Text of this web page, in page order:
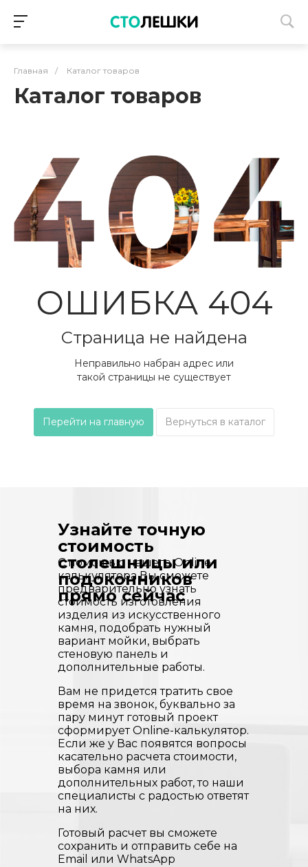
Главная / Каталог товаров
Каталог товаров
ОШИБКА 404
Страница не найдена
Неправильно набран адрес или
такой страницы не существует
Перейти на главную Вернуться в каталог
С помощью нашего Online-
калькулятора Вы сможете
предварительно узнать
стоимость изготовления
изделия из искусственного
камня, подобрать нужный
вариант мойки, выбрать
стеновую панель и
дополнительные работы.
Вам не придется тратить свое
время на звонок, буквально за
пару минут готовый проект
сформирует Online-калькулятор.
Если же у Вас появятся вопросы
касательно расчета стоимости,
выбора камня или
дополнительных работ, то наши
специалисты с радостью ответят
на них.
Готовый расчет вы сможете
сохранить и отправить себе на
Email или WhatsApp
Узнайте точную
стоимость
столешницы или
подоконников
прямо сейчас